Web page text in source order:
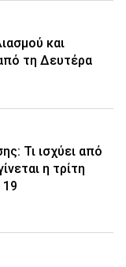
και
τη Δευτέρα
Τι ισχύει από
η τρίτη